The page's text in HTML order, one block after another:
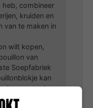
heb, combineer
kruiden en
van te maken in
wilt kopen,
van
Soepfabriek
kan
even goed op